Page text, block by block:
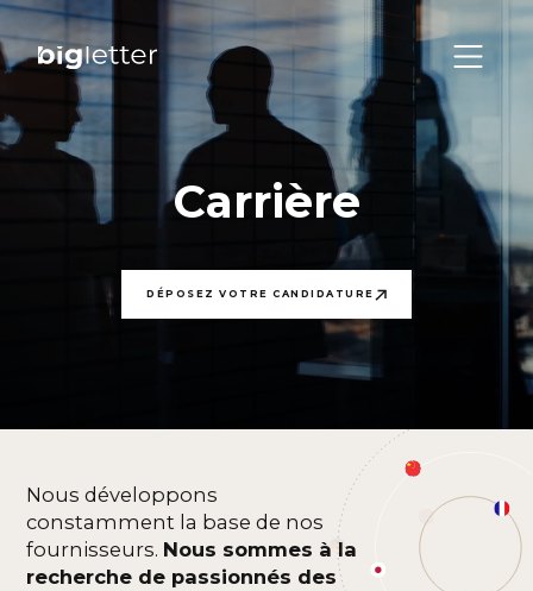
Carrière
DÉPOSEZ VOTRE CANDIDATURE
Nous développons
constamment la base de nos
fournisseurs. Nous sommes à la
recherche de passionnés des